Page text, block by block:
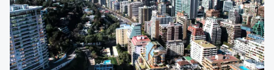
Santiago de Chile